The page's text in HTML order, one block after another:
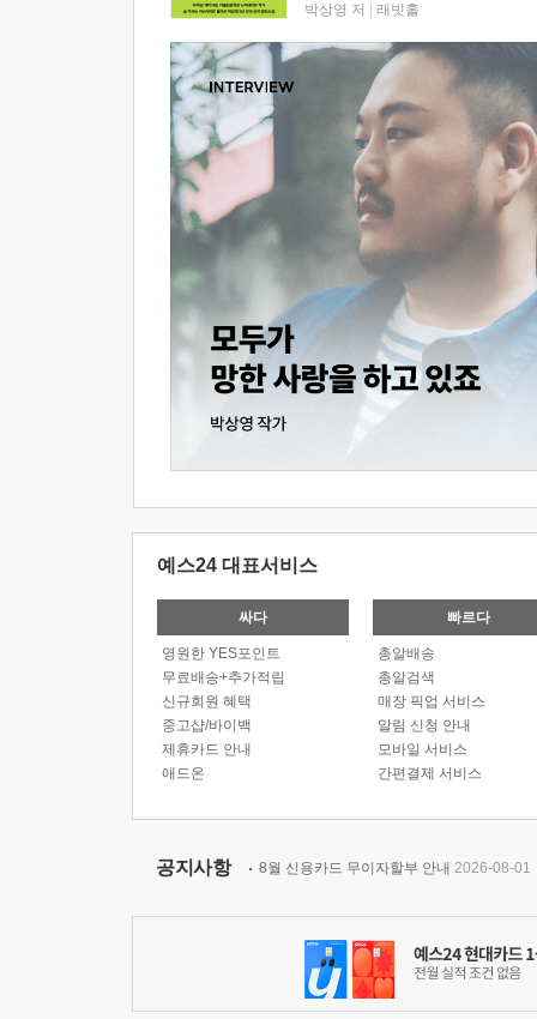
박상영 저 래빗홀
예스24 대표서비스
싸다
영원한 YES포인트
무료배송+추가적립
신규회원 혜택
중고샵/바이백
제휴카드 안내
애드온
빠르다
총알배송
총알검색
매장 픽업 서비스
알림 신청 안내
모바일 서비스
간편결제 서비스
공지사항 8월 신용카드 무이자할부 안내 2026-08-01